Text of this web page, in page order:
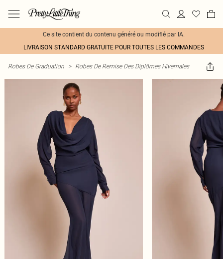
Ce site contient du contenu généré ou modifié par IA.
LIVRAISON STANDARD GRATUITE POUR TOUTES LES COMMANDES
Robes De Graduation > Robes De Remise Des Diplômes Hivernales